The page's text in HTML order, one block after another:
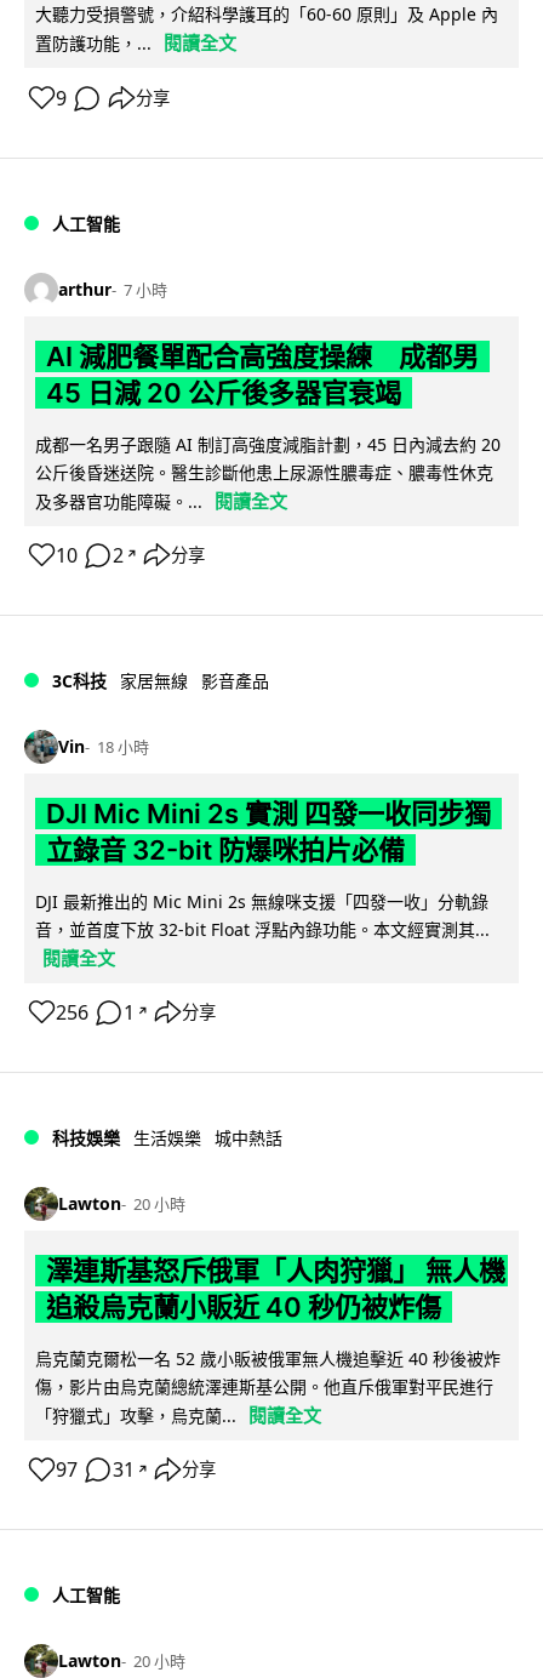
大聽力受損警號，介紹科學護耳的「60-60 原則」及 Apple 內
置防護功能，...
閱讀全文
9 分享
人工智能
arthur 7 小時
AI 減肥餐單配合高強度操練 成都男
45 日減 20 公斤後多器官衰竭
成都一名男子跟隨 AI 制訂高強度減脂計劃，45 日內減去約 20
公斤後昏迷送院。醫生診斷他患上尿源性膿毒症、膿毒性休克
及多器官功能障礙。...
閱讀全文
10 2 ↗ 分享
3C科技 家居無線 影音產品
Vin 18 小時
DJI Mic Mini 2s 實測 四發一收同步獨
立錄音 32-bit 防爆咪拍片必備
DJI 最新推出的 Mic Mini 2s 無線咪支援「四發一收」分軌錄
音，並首度下放 32-bit Float 浮點內錄功能。本文經實測其...
閱讀全文
256 1 ↗ 分享
科技娛樂 生活娛樂 城中熱話
Lawton 20 小時
澤連斯基怒斥俄軍「人肉狩獵」 無人機
追殺烏克蘭小販近 40 秒仍被炸傷
烏克蘭克爾松一名 52 歲小販被俄軍無人機追擊近 40 秒後被炸
傷，影片由烏克蘭總統澤連斯基公開。他直斥俄軍對平民進行
「狩獵式」攻擊，烏克蘭...
閱讀全文
97 31 ↗ 分享
人工智能
Lawton 20 小時